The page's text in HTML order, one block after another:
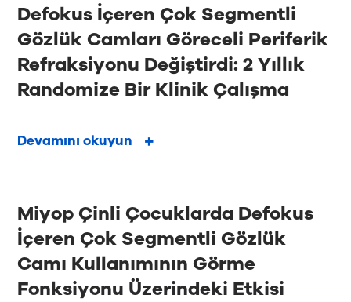
Defokus İçeren Çok Segmentli
Gözlük Camları Göreceli Periferik
Refraksiyonu Değiştirdi: 2 Yıllık
Randomize Bir Klinik Çalışma
Devamını okuyun
Miyop Çinli Çocuklarda Defokus
İçeren Çok Segmentli Gözlük
Camı Kullanımının Görme
Fonksiyonu Üzerindeki Etkisi